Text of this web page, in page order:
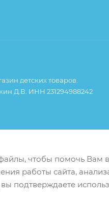
детских товаров.
Д.В. ИНН 231294988242
чтобы помочь Вам
работы сайта,
подтверждаете